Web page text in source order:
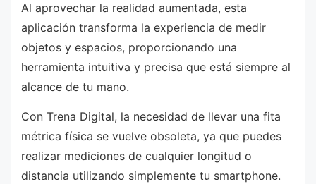
Al aprovechar la realidad aumentada, esta
aplicación transforma la experiencia de medir
objetos y espacios, proporcionando una
herramienta intuitiva y precisa que está siempre al
alcance de tu mano.
Con Trena Digital, la necesidad de llevar una fita
métrica física se vuelve obsoleta, ya que puedes
realizar mediciones de cualquier longitud o
distancia utilizando simplemente tu smartphone.